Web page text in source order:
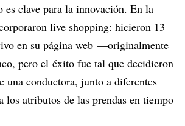
clave para la innovación. En la
live shopping: hicieron 13
en su página web —originalmente
pero el éxito fue tal que decidieron
una conductora, junto a diferentes
los atributos de las prendas en tiempo